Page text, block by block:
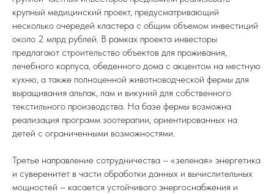
крупный медицинский проект, предусматривающий
несколько очередей кластера с общим объемом инвестиций
около 2 млрд рублей. В рамках проекта инвесторы
предлагают строительство объектов для проживания,
лечебного корпуса, обеденного дома с акцентом на местную
кухню, а также полноценной животноводческой фермы для
выращивания альпак, лам и викуний для собственного
текстильного производства. На базе фермы возможна
реализация программ зоотерапии, ориентированных на
детей с ограниченными возможностями.
Третье направление сотрудничества – «зеленая» энергетика
и суверенитет в части обработки данных и вычислительных
мощностей – касается устойчивого энергоснабжения и